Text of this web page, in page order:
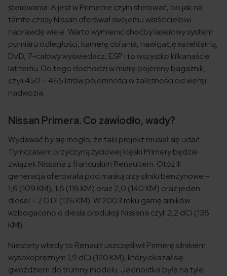
sterowania. A jest w Primerze czym sterować, bo jak na
tamte czasy Nissan oferował swojemu właścicielowi
naprawdę wiele. Warto wymienić choćby laserowy system
pomiaru odległości, kamerę cofania, nawigację satelitarną,
DVD, 7-calowy wyświetlacz, ESP i to wszystko kilkanaście
lat temu. Do tego dochodzi w miarę pojemny bagażnik,
czyli 450 – 465 litrów pojemności w zależności od wersji
nadwozia.
Nissan Primera. Co zawiodło, wady?
Wydawać by się mogło, że taki projekt musiał się udać.
Tymczasem przyczyną życiowej klęski Primery będzie
związek Nissana z francuskim Renaultem. Otóż III
generacja oferowała pod maską trzy silniki benzynowe –
1,6 (109 KM), 1,8 (116 KM) oraz 2,0 (140 KM) oraz jeden
diesel – 2.0 Di (126 KM). W 2003 roku gamę silników
wzbogacono o diesla produkcji Nissana czyli 2,2 dCi (138
KM).
Niestety wtedy to Renault uszczęśliwił Primerę silnikiem
wysokoprężnym 1,9 dCi (120 KM), który okazał się
gwoździem do trumny modelu. Jednostka była na tyle